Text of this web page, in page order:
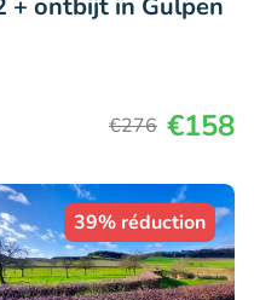
+ ontbijt in Gulpen
€276 €158
39% réduction